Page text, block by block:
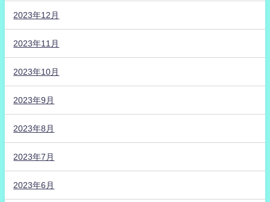
2023年12月
2023年11月
2023年10月
2023年9月
2023年8月
2023年7月
2023年6月